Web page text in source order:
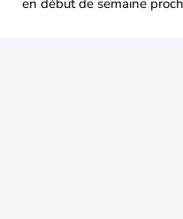
en début de semaine